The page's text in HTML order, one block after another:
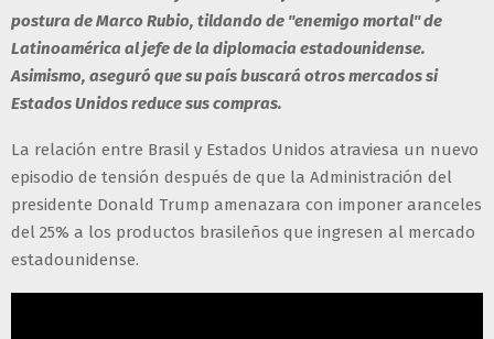
postura de Marco Rubio, tildando de "enemigo mortal" de
Latinoamérica al jefe de la diplomacia estadounidense.
Asimismo, aseguró que su país buscará otros mercados si
Estados Unidos reduce sus compras.
La relación entre Brasil y Estados Unidos atraviesa un nuevo
episodio de tensión después de que la Administración del
presidente Donald Trump amenazara con imponer aranceles
del 25% a los productos brasileños que ingresen al mercado
estadounidense.